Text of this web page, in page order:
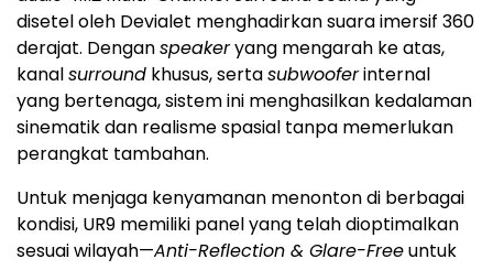
disetel oleh Devialet menghadirkan suara imersif 360
derajat. Denganspeakeryang mengarah ke atas,
kanalsurround khusus, sertasubwooferinternal
yang bertenaga, sistem ini menghasilkan kedalaman
sinematik dan realisme spasial tanpa memerlukan
perangkat tambahan.
Untuk menjaga kenyamanan menonton di berbagai
kondisi, UR9 memiliki panel yang telah dioptimalkan
sesuai wilayah—Anti-Reflection & Glare-Freeuntuk